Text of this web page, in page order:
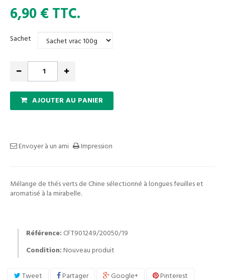
6,90 € TTC.
Sachet
AJOUTER AU PANIER
Envoyer à un ami Impression
Mélange de thés verts de Chine sélectionné à longues feuilles et
aromatisé à la mirabelle.
Référence: CFT901249/20050/19
Condition:Nouveau produit
Tweet Partager Google+ Pinterest